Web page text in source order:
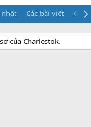
Các bài viết Giới
của Charlestok.